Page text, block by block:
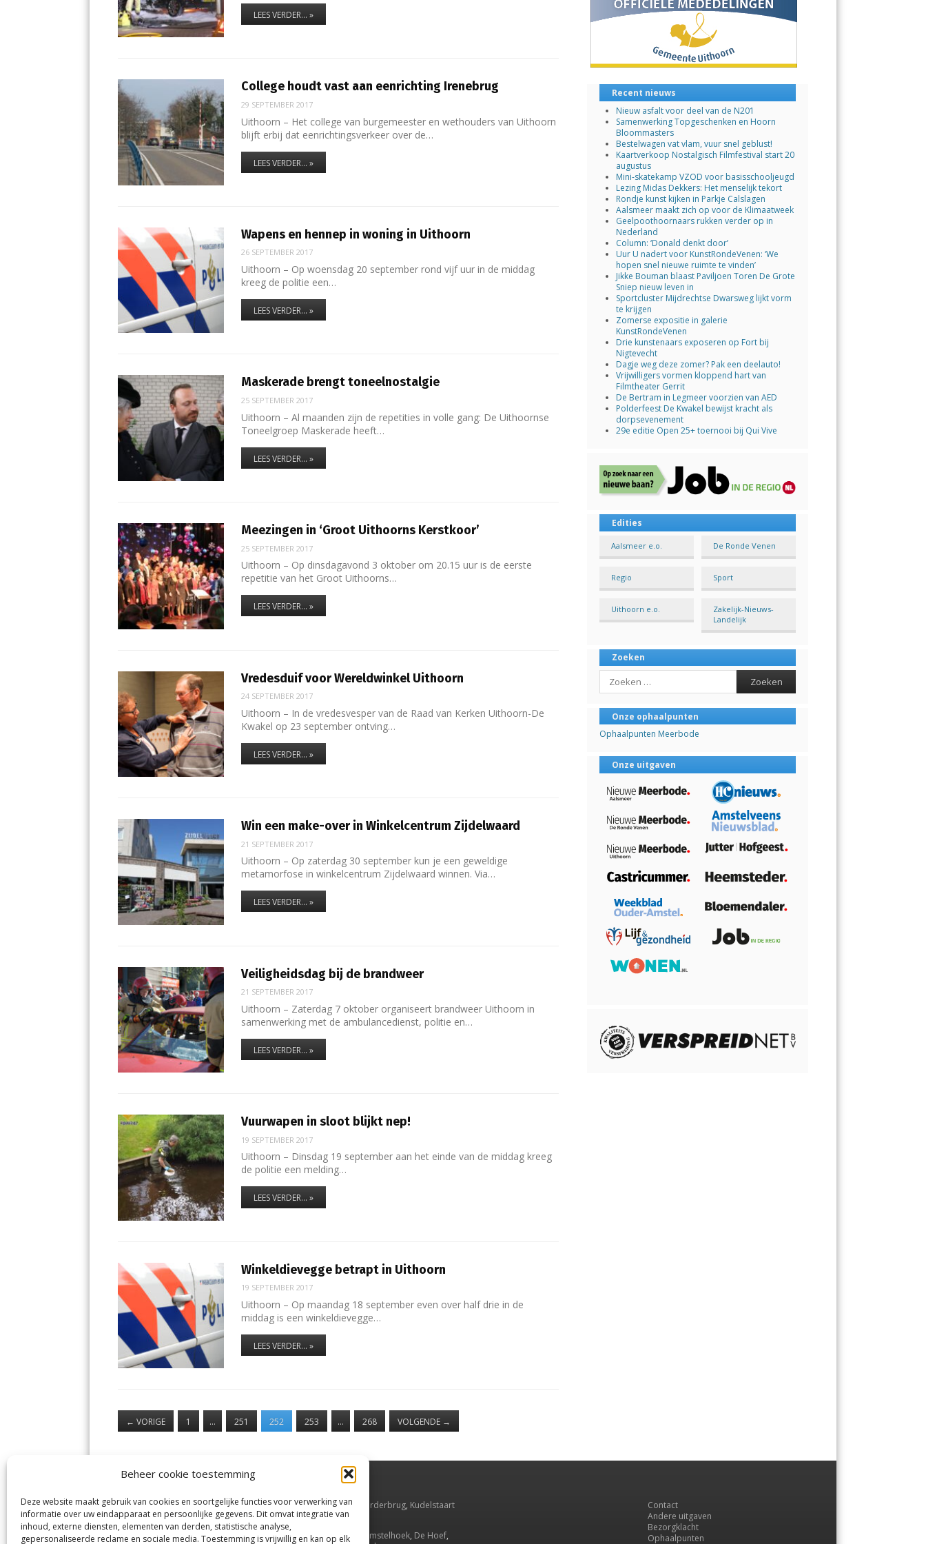
Beheer cookie toestemming
Deze website maakt gebruik van cookies en soortgelijke functies voor verwerking van
informatie over uw eindapparaat en persoonlijke gegevens. Dit omvat integratie van
inhoud, externe diensten, elementen van derden, statistische analyse,
gepersonaliseerde reclame en sociale media. Toestemming is vrijwillig en kan op elk
LEES VERDER... »
College houdt vast aan eenrichting Irenebrug
29 SEPTEMBER 2017
Uithoorn – Het college van burgemeester en wethouders van Uithoorn
blijft erbij dat eenrichtingsverkeer over de…
LEES VERDER... »
Wapens en hennep in woning in Uithoorn
26 SEPTEMBER 2017
Uithoorn – Op woensdag 20 september rond vijf uur in de middag
kreeg de politie een…
LEES VERDER... »
Maskerade brengt toneelnostalgie
25 SEPTEMBER 2017
Uithoorn – Al maanden zijn de repetities in volle gang: De Uithoornse
Toneelgroep Maskerade heeft…
LEES VERDER... »
Meezingen in ‘Groot Uithoorns Kerstkoor’
25 SEPTEMBER 2017
Uithoorn – Op dinsdagavond 3 oktober om 20.15 uur is de eerste
repetitie van het Groot Uithoorns…
LEES VERDER... »
Vredesduif voor Wereldwinkel Uithoorn
24 SEPTEMBER 2017
Uithoorn – In de vredesvesper van de Raad van Kerken Uithoorn-De
Kwakel op 23 september ontving…
LEES VERDER... »
Win een make-over in Winkelcentrum Zijdelwaard
21 SEPTEMBER 2017
Uithoorn – Op zaterdag 30 september kun je een geweldige
metamorfose in winkelcentrum Zijdelwaard winnen. Via…
LEES VERDER... »
Veiligheidsdag bij de brandweer
21 SEPTEMBER 2017
Uithoorn – Zaterdag 7 oktober organiseert brandweer Uithoorn in
samenwerking met de ambulancedienst, politie en…
LEES VERDER... »
Vuurwapen in sloot blijkt nep!
19 SEPTEMBER 2017
Uithoorn – Dinsdag 19 september aan het einde van de middag kreeg
de politie een melding…
LEES VERDER... »
Winkeldievegge betrapt in Uithoorn
19 SEPTEMBER 2017
Uithoorn – Op maandag 18 september even over half drie in de
middag is een winkeldievegge…
LEES VERDER... »
← VORIGE 1 … 251 252 253 … 268 VOLGENDE →
Recent nieuws
Nieuw asfalt voor deel van de N201
Samenwerking Topgeschenken en Hoorn
Bloommasters
Bestelwagen vat vlam, vuur snel geblust!
Kaartverkoop Nostalgisch Filmfestival start 20
augustus
Mini-skatekamp VZOD voor basisschooljeugd
Lezing Midas Dekkers: Het menselijk tekort
Rondje kunst kijken in Parkje Calslagen
Aalsmeer maakt zich op voor de Klimaatweek
Geelpoothoornaars rukken verder op in
Nederland
Column: ‘Donald denkt door’
Uur U nadert voor KunstRondeVenen: ‘We
hopen snel nieuwe ruimte te vinden’
Jikke Bouman blaast Paviljoen Toren De Grote
Sniep nieuw leven in
Sportcluster Mijdrechtse Dwarsweg lijkt vorm
te krijgen
Zomerse expositie in galerie
KunstRondeVenen
Drie kunstenaars exposeren op Fort bij
Nigtevecht
Dagje weg deze zomer? Pak een deelauto!
Vrijwilligers vormen kloppend hart van
Filmtheater Gerrit
De Bertram in Legmeer voorzien van AED
Polderfeest De Kwakel bewijst kracht als
dorpsevenement
29e editie Open 25+ toernooi bij Qui Vive
Edities
Aalsmeer e.o. De Ronde Venen
Regio Sport
Uithoorn e.o.
Zakelijk-Nieuws-
Landelijk
Zoeken
Search
Onze ophaalpunten
Ophaalpunten Meerbode
Onze uitgaven
De Nieuwe Meerbode
Visserstraat 10
1431 GJ Aalsmeer
0297-341900
Aalsmeer,Aalsmeerderbrug, Kudelstaart
enOude Meer
De Ronde Venen
Amstelhoek, De Hoef,
Contact
Andere uitgaven
Bezorgklacht
Ophaalpunten